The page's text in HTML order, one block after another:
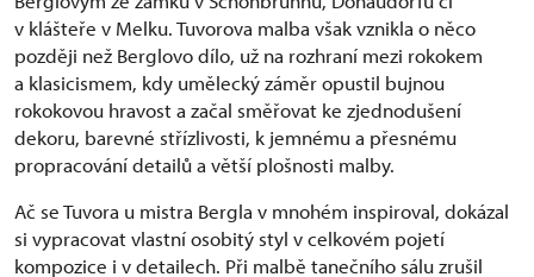
v klášteře v Melku. Tuvorova malba však vznikla o něco
později než Berglovo dílo, už na rozhraní mezi rokokem
a klasicismem, kdy umělecký záměr opustil bujnou
rokokovou hravost a začal směřovat ke zjednodušení
dekoru, barevné střízlivosti, k jemnému a přesnému
propracování detailů a větší plošnosti malby.
Ač se Tuvora u mistra Bergla v mnohém inspiroval, dokázal
si vypracovat vlastní osobitý styl v celkovém pojetí
kompozice i v detailech. Při malbě tanečního sálu zrušil